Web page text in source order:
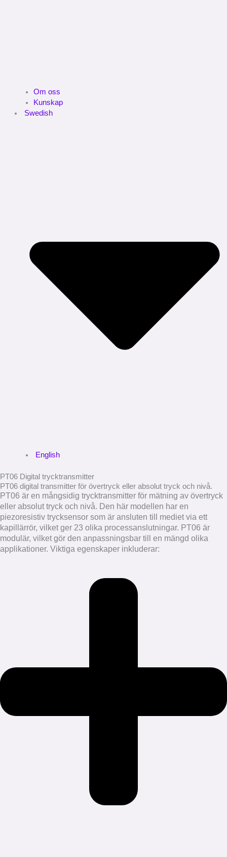
Om oss
Kunskap
Swedish
English
PT06 Digital trycktransmitter
PT06 digital transmitter för övertryck eller absolut tryck och nivå.
PT06 är en mångsidig trycktransmitter för mätning av övertryck
eller absolut tryck och nivå. Den här modellen har en
piezoresistiv trycksensor som är ansluten till mediet via ett
kapillärrör, vilket ger 23 olika processanslutningar. PT06 är
modulär, vilket gör den anpassningsbar till en mängd olika
applikationer. Viktiga egenskaper inkluderar: